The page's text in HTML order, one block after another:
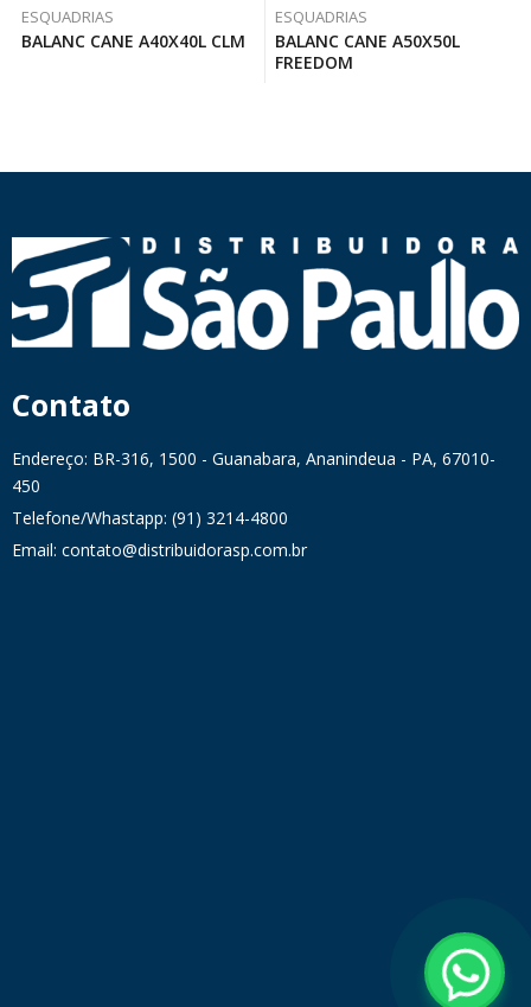
ESQUADRIAS
BALANC CANE A40X40L CLM
ESQUADRIAS
BALANC CANE A50X50L
FREEDOM
Contato
Endereço: BR-316, 1500 - Guanabara, Ananindeua - PA, 67010-
450
Telefone/Whastapp: (91) 3214-4800
Email: contato@distribuidorasp.com.br